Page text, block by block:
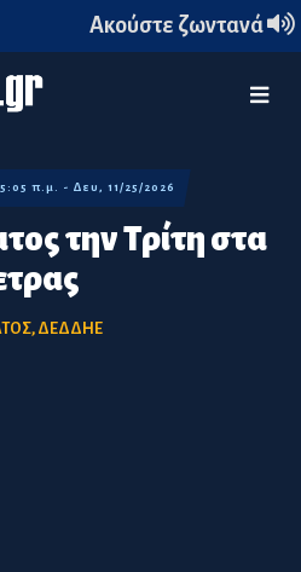
Ακούστε ζωντανά
την Τρίτη στα
π.μ. - Δευ, 11/25/2026
, ΔΕΔΔΗΕ